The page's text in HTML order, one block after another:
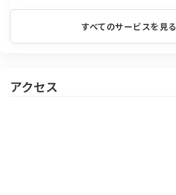
すべてのサービスを見る
アクセス